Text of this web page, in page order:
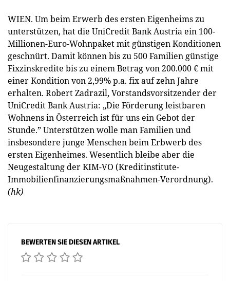
WIEN. Um beim Erwerb des ersten Eigenheims zu
unterstützen, hat die UniCredit Bank Austria ein 100-
Millionen-Euro-Wohnpaket mit günstigen Konditionen
geschnürt. Damit können bis zu 500 Familien günstige
Fixzinskredite bis zu einem Betrag von 200.000 € mit
einer Kondition von 2,99% p.a. fix auf zehn Jahre
erhalten. Robert Zadrazil, Vorstandsvorsitzender der
UniCredit Bank Austria: „Die Förderung leistbaren
Wohnens in Österreich ist für uns ein Gebot der
Stunde.” Unterstützen wolle man Familien und
insbesondere junge Menschen beim Erbwerb des
ersten Eigenheimes. Wesentlich bleibe aber die
Neugestaltung der KIM-VO (Kreditinstitute-
Immobilienfinanzierungsmaßnahmen-Verordnung).
(hk)
BEWERTEN SIE DIESEN ARTIKEL